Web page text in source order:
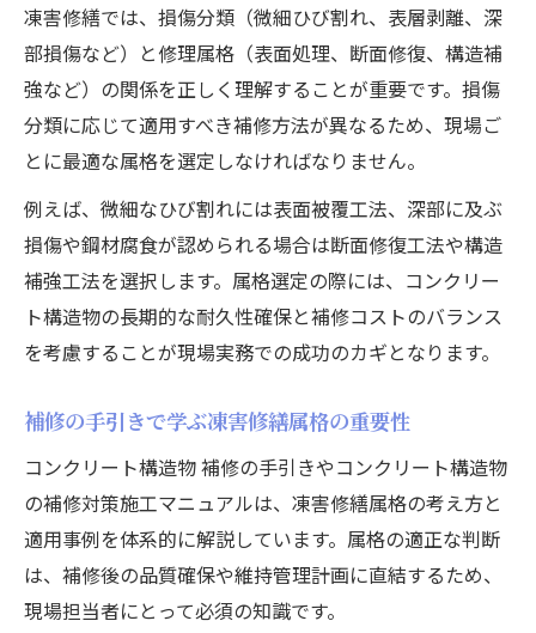
仕様書最新情報と凍害修理属格の関係解説
凍害修繕では、損傷分類（微細ひび割れ、表層剥離、深
部損傷など）と修理属格（表面処理、断面修復、構造補
強など）の関係を正しく理解することが重要です。損傷
分類に応じて適用すべき補修方法が異なるため、現場ご
とに最適な属格を選定しなければなりません。
例えば、微細なひび割れには表面被覆工法、深部に及ぶ
損傷や鋼材腐食が認められる場合は断面修復工法や構造
補強工法を選択します。属格選定の際には、コンクリー
ト構造物の長期的な耐久性確保と補修コストのバランス
を考慮することが現場実務での成功のカギとなります。
補修の手引きで学ぶ凍害修繕属格の重要性
コンクリート構造物 補修の手引きやコンクリート構造物
の補修対策施工マニュアルは、凍害修繕属格の考え方と
適用事例を体系的に解説しています。属格の適正な判断
は、補修後の品質確保や維持管理計画に直結するため、
現場担当者にとって必須の知識です。